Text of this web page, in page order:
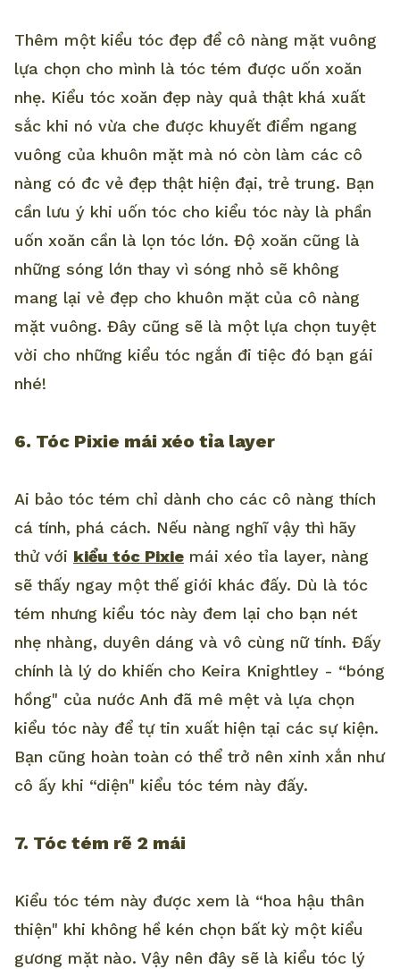
Thêm một kiểu tóc đẹp để cô nàng mặt vuông
lựa chọn cho mình là tóc tém được uốn xoăn
nhẹ. Kiểu tóc xoăn đẹp này quả thật khá xuất
sắc khi nó vừa che được khuyết điểm ngang
vuông của khuôn mặt mà nó còn làm các cô
nàng có đc vẻ đẹp thật hiện đại, trẻ trung. Bạn
cần lưu ý khi uốn tóc cho kiểu tóc này là phần
uốn xoăn cần là lọn tóc lớn. Độ xoăn cũng là
những sóng lớn thay vì sóng nhỏ sẽ không
mang lại vẻ đẹp cho khuôn mặt của cô nàng
mặt vuông. Đây cũng sẽ là một lựa chọn tuyệt
vời cho những kiểu tóc ngắn đi tiệc đó bạn gái
nhé!
6. Tóc Pixie mái xéo tỉa layer
Ai bảo tóc tém chỉ dành cho các cô nàng thích
cá tính, phá cách. Nếu nàng nghĩ vậy thì hãy
thử với kiểu tóc Pixie mái xéo tỉa layer, nàng
sẽ thấy ngay một thế giới khác đấy. Dù là tóc
tém nhưng kiểu tóc này đem lại cho bạn nét
nhẹ nhàng, duyên dáng và vô cùng nữ tính. Đấy
chính là lý do khiến cho Keira Knightley - “bóng
hồng" của nước Anh đã mê mệt và lựa chọn
kiểu tóc này để tự tin xuất hiện tại các sự kiện.
Bạn cũng hoàn toàn có thể trở nên xinh xắn như
cô ấy khi “diện" kiểu tóc tém này đấy.
7. Tóc tém rẽ 2 mái
Kiểu tóc tém này được xem là “hoa hậu thân
thiện" khi không hề kén chọn bất kỳ một kiểu
gương mặt nào. Vậy nên đây sẽ là kiểu tóc lý